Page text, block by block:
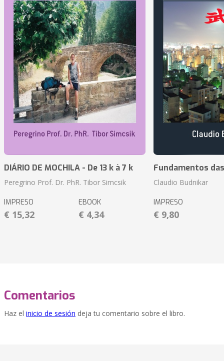
DIÁRIO DE MOCHILA - De 13 k à 7 k
Peregrino Prof. Dr. PhR. Tibor Simcsik
IMPRESO
€ 15,32
EBOOK
€ 4,34
Fundamentos
Claudio Budnikar
IMPRESO
€ 9,80
Comentarios
Haz el inicio de sesión deja tu comentario sobre el libro.